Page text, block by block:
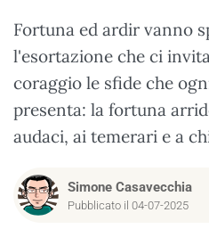
Fortuna ed ardir vanno
l'esortazione che ci
coraggio le sfide che
presenta: la fortuna
audaci, ai temerari e a
Simone Casavecchia
Pubblicato il 04-07-2025